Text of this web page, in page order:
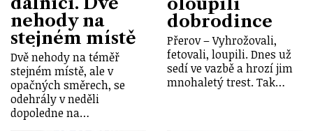
nehody na
stejném místě
Dvě nehody na téměř
stejném místě, ale v
opačných směrech, se
odehrály v neděli
dopoledne na…
dobrodince
Přerov – Vyhrožovali,
fetovali, loupili. Dnes už
sedí ve vazbě a hrozí jim
mnohaletý trest. Tak…